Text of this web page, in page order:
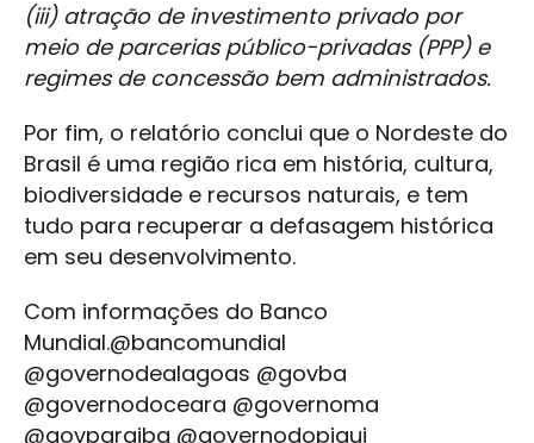
(iii) atração de investimento privado por
meio de parcerias público-privadas (PPP) e
regimes de concessão bem administrados.
Por fim, o relatório conclui que o Nordeste do
Brasil é uma região rica em história, cultura,
biodiversidade e recursos naturais, e tem
tudo para recuperar a defasagem histórica
em seu desenvolvimento.
Com informações do Banco
Mundial.@bancomundial
@governodealagoas @govba
@governodoceara @governoma
@govparaiba @governodopiaui